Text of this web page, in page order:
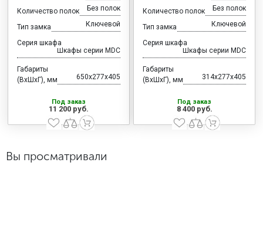
Количество полок Без полок
Тип замка Ключевой
Серия шкафа
Шкафы серии MDC
Габариты
(ВхШхГ), мм
650x277x405
Под заказ
11 200 руб.
Количество полок Без полок
Тип замка Ключевой
Серия шкафа
Шкафы серии MDC
Габариты
(ВхШхГ), мм
314x277x405
Под заказ
8 400 руб.
Вы просматривали